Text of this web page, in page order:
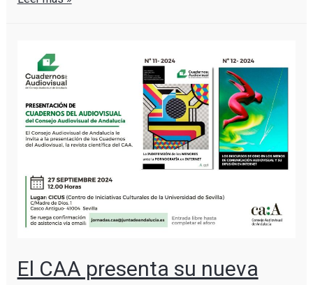
El CAA presenta su nueva